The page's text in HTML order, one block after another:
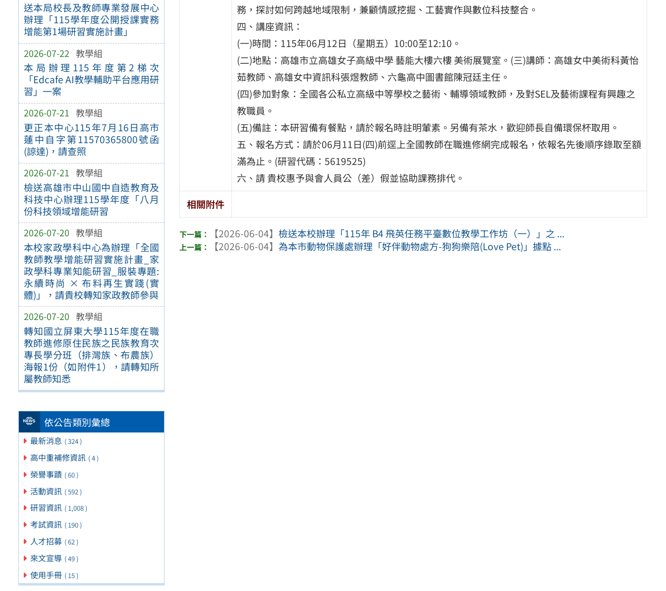
送本局校長及教師專業發展中心
辦理「115學年度公開授課實務
增能第1場研習實施計畫」
2026-07-22 教學組
本局辦理115年度第2梯次
「Edcafe AI教學輔助平台應用研
習」一案
2026-07-21 教學組
更正本中心115年7月16日高市
蓮中自字第11570365800號函
(諒達)，請查照
2026-07-21 教學組
檢送高雄市中山國中自造教育及
科技中心辦理115學年度「八月
份科技領域增能研習
2026-07-20 教學組
本校家政學科中心為辦理「全國
教師教學增能研習實施計畫_家
政學科專業知能研習_服裝專題:
永續時尚 × 布料再生實踐(實
體)」，請貴校轉知家政教師參與
2026-07-20 教學組
轉知國立屏東大學115年度在職
教師進修原住民族之民族教育次
專長學分班（排灣族、布農族）
海報1份（如附件1），請轉知所
屬教師知悉
依公告類別彙總
最新消息 ( 324 )
高中重補修資訊 ( 4 )
榮譽事蹟 ( 60 )
活動資訊 ( 592 )
研習資訊 ( 1,008 )
考試資訊 ( 190 )
人才招募 ( 62 )
來文宣導 ( 49 )
使用手冊 ( 15 )
務，探討如何跨越地域限制，兼顧情感挖掘、工藝實作與數位科技整合。
四、講座資訊：
(一)時間：115年06月12日（星期五）10:00至12:10。
(二)地點：高雄市立高雄女子高級中學 藝能大樓六樓 美術展覽室。(三)講師：高雄女中美術科黃怡
茹教師、高雄女中資訊科張煜教師、六龜高中圖書館陳冠廷主任。
(四)參加對象：全國各公私立高級中等學校之藝術、輔導領域教師，及對SEL及藝術課程有興趣之
教職員。
(五)備註：本研習備有餐點，請於報名時註明葷素。另備有茶水，歡迎師長自備環保杯取用。
五、報名方式：請於06月11日(四)前逕上全國教師在職進修網完成報名，依報名先後順序錄取至額
滿為止。(研習代碼：5619525)
六、請 貴校惠予與會人員公（差）假並協助課務排代。
相關附件
【2026-06-04】 檢送本校辦理「115年 B4 飛英任務平臺數位教學工作坊（一）」之 ...
【2026-06-04】為本市動物保護處辦理「好伴動物處方-狗狗樂陪(Love Pet)」據點 ...